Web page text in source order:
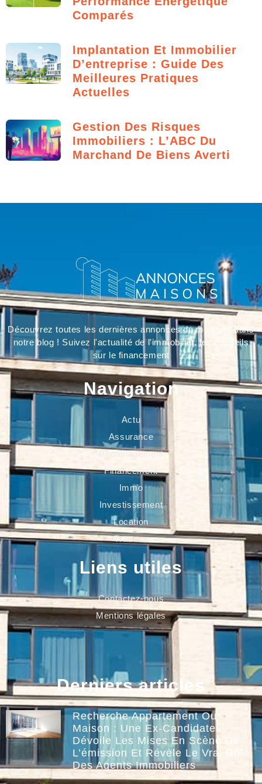
Comparés
Implantation Et Immobilier
D’entreprise : Guide Des
Meilleures Pratiques
Actuelles
Gestion Des Risques
Immobiliers : L’ABC Du
Marchand De Biens Averti
Découvrez toutes les dernières annonces de maisons dans
notre blog ! Suivez l'actualité de l'immobilier, les conseils
sur le financement
Navigation
Actu
Assurance
Déménagement
Financement
Immo
Investissement
Location
Travaux
Liens utiles
Contactez-nous
Mentions légales
Derniers articles
Recherche Appartement Ou
Maison : Une Ex-Candidate
Dévoile Les Mises En Scène De
L’émission Et Révèle Le Vrai Rôle
Des Agents Immobiliers